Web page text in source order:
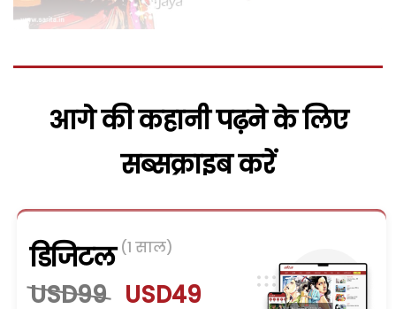
आगे की कहानी पढ़ने के लिए
सब्सक्राइब करें
डिजिटल (1 साल)
USD99 USD49